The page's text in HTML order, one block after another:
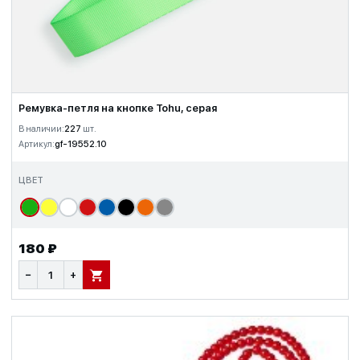
Ремувка-петля на кнопке Tohu, серая
В наличии:227 шт.
Артикул:gf-19552.10
ЦВЕТ
180 ₽
− + В КОРЗИНУ